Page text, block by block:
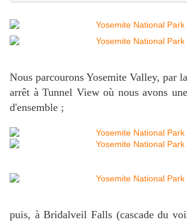
Nous parcourons Yosemite Valley, par
arrêt à Tunnel View où nous avons
d'ensemble ;
puis, à Bridalveil Falls (cascade du